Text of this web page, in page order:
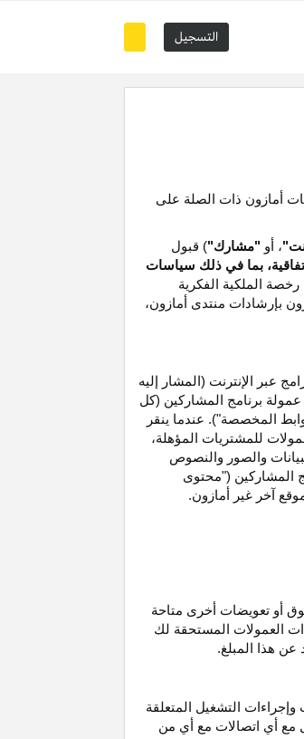
التسجيل
أمازون ذات الصلة على
، أو "مشارك") قبول
بما في ذلك سياسات
رخصة الملكية الفكرية
بإرشادات منتدى أمازون،
عبر الإنترنت (المشار إليه
برنامج المشاركين (كل
المخصصة"). عندما ينقر
للمشتريات
المؤهلة،
والصور والنصوص
المشاركين ("محتوى
آخر غير أمازون.
أو تعويضات أخرى متاحة
العمولات المستحقة لك
عن هذا المبلغ.
التشغيل المتعلقة
مع أي اتصالات مع أي من